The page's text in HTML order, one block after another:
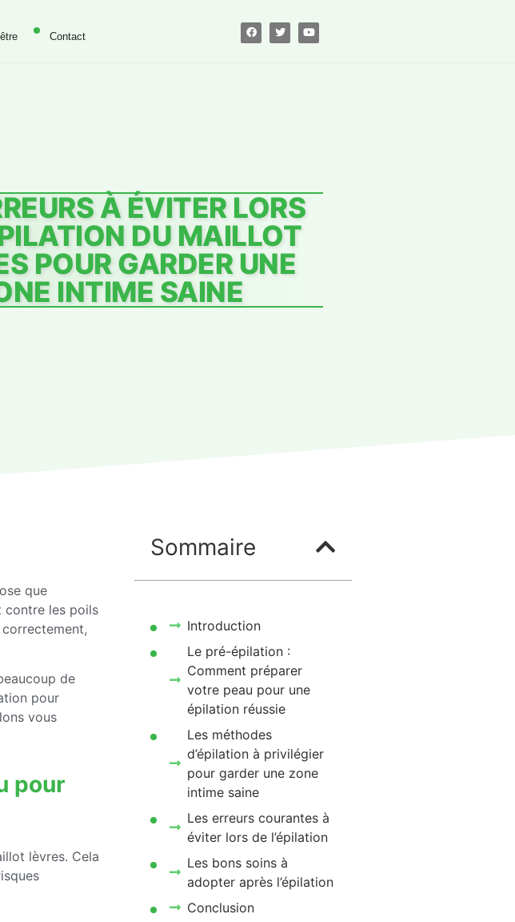
Contact
À ÉVITER LORS
DU MAILLOT
POUR GARDER UNE
INTIME SAINE
que
contre les poils
correctement,
de
pour
vous
pour
lèvres. Cela
Sommaire
Introduction
Le pré-épilation :
Comment préparer
votre peau pour une
épilation réussie
Les méthodes
d’épilation à privilégier
pour garder une zone
intime saine
Les erreurs courantes à
éviter lors de l’épilation
Les bons soins à
adopter après l’épilation
Conclusion